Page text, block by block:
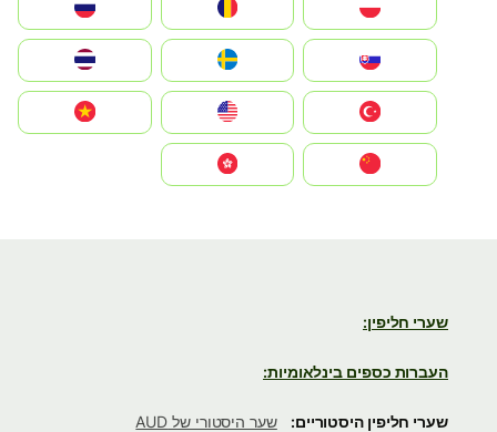
România
Slovensko
United States
Vietnam
שערי חליפין:
העברות כספים בינלאומיות:
שערי חליפין היסטוריים:
שער היסטורי של AUD